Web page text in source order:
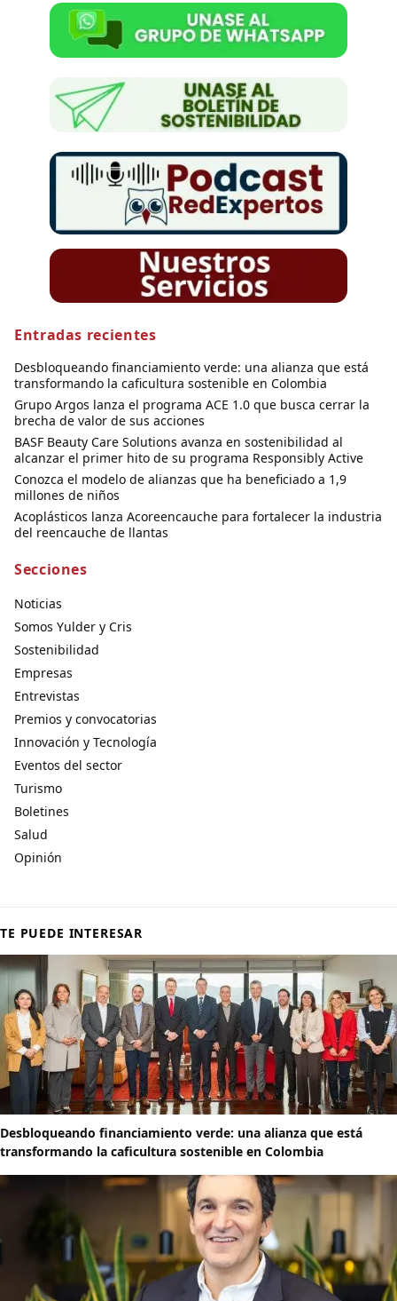
Entradas recientes
Desbloqueando financiamiento verde: una alianza que está
transformando la caficultura sostenible en Colombia
Grupo Argos lanza el programa ACE 1.0 que busca cerrar la
brecha de valor de sus acciones
BASF Beauty Care Solutions avanza en sostenibilidad al
alcanzar el primer hito de su programa Responsibly Active
Conozca el modelo de alianzas que ha beneficiado a 1,9
millones de niños
Acoplásticos lanza Acoreencauche para fortalecer la industria
del reencauche de llantas
Secciones
Noticias
Somos Yulder y Cris
Sostenibilidad
Empresas
Entrevistas
Premios y convocatorias
Innovación y Tecnología
Eventos del sector
Turismo
Boletines
Salud
Opinión
TE PUEDE INTERESAR
Desbloqueando financiamiento verde: una alianza que está
transformando la caficultura sostenible en Colombia